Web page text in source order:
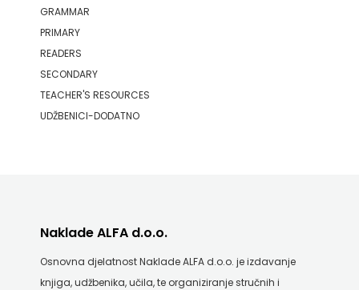
GRAMMAR
PRIMARY
READERS
SECONDARY
TEACHER'S RESOURCES
UDŽBENICI-DODATNO
Naklade ALFA d.o.o.
Osnovna djelatnost Naklade ALFA d.o.o. je izdavanje
knjiga, udžbenika, učila, te organiziranje stručnih i